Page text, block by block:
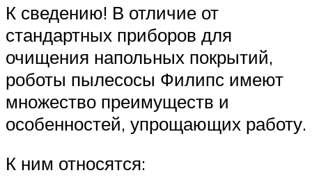
К сведению! В отличие от
стандартных приборов для
очищения напольных покрытий,
роботы пылесосы Филипс имеют
множество преимуществ и
особенностей, упрощающих работу.
К ним относятся: